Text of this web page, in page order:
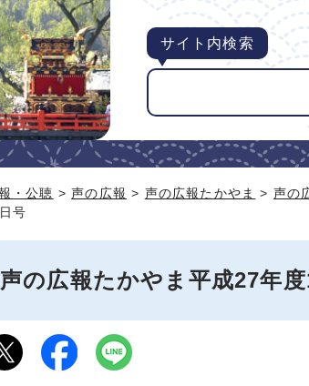
サイト内検索
・公聴 >声の広報 > 声の広報たかやま > 声の
号
声の広報たかやま平成27年